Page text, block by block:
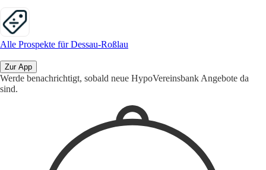
Alle Prospekte für Dessau-Roßlau
Zur App
Werde benachrichtigt, sobald neue HypoVereinsbank Angebote da
sind.